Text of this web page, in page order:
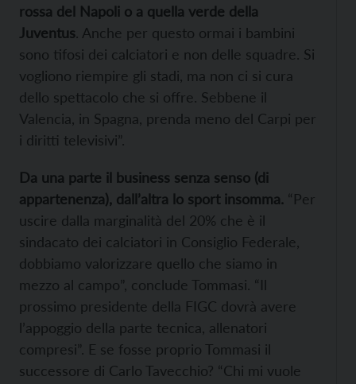
rossa del Napoli o a quella verde della
Juventus. Anche per questo ormai i bambini
sono tifosi dei calciatori e non delle squadre. Si
vogliono riempire gli stadi, ma non ci si cura
dello spettacolo che si offre. Sebbene il
Valencia, in Spagna, prenda meno del Carpi per
i diritti televisivi”.
Da una parte il business senza senso (di
appartenenza), dall’altra lo sport insomma. “Per
uscire dalla marginalità del 20% che è il
sindacato dei calciatori in Consiglio Federale,
dobbiamo valorizzare quello che siamo in
mezzo al campo”, conclude Tommasi. “Il
prossimo presidente della FIGC dovrà avere
l’appoggio della parte tecnica, allenatori
compresi”. E se fosse proprio Tommasi il
successore di Carlo Tavecchio? “Chi mi vuole